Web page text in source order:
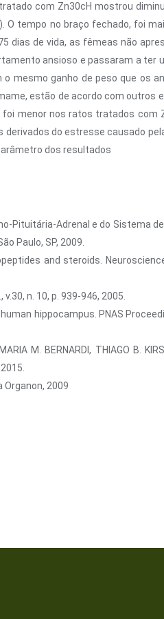
com Zn30cH mostrou
O tempo no braço fechado, foi
dias de vida, as fêmeas não
ansioso e passaram a ter
mesmo ganho de peso que os
estão de acordo com outros
menor nos ratos tratados com
do estresse causado
dos resultados
Pituitária-Adrenal e do Sistema
Paulo, SP, 2009.
and steroids.
n. 10, p. 939-946, 2005.
hippocampus. PNAS
MARIA M. BERNARDI, THIAGO B.
Organon, 2009